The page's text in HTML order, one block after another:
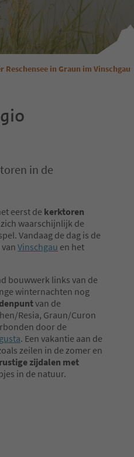
Reschensee in Graun im Vinschgau
in de
eerst de kerktoren
waarschijnlijk de
Vandaag de dag is de
Vinschgau en het
bouwwerk links van de
winternachten nog
van de
Resia, Graun/Curon
door de
. Een vakantie aan de
zeilen in de zomer en
zijdalen met
in de natuur.